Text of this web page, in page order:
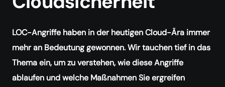
LOC-Angriffe haben in der heutigen Cloud-Ära immer
mehr an Bedeutung gewonnen. Wir tauchen tief in das
Thema ein, um zu verstehen, wie diese Angriffe
ablaufen und welche Maßnahmen Sie ergreifen